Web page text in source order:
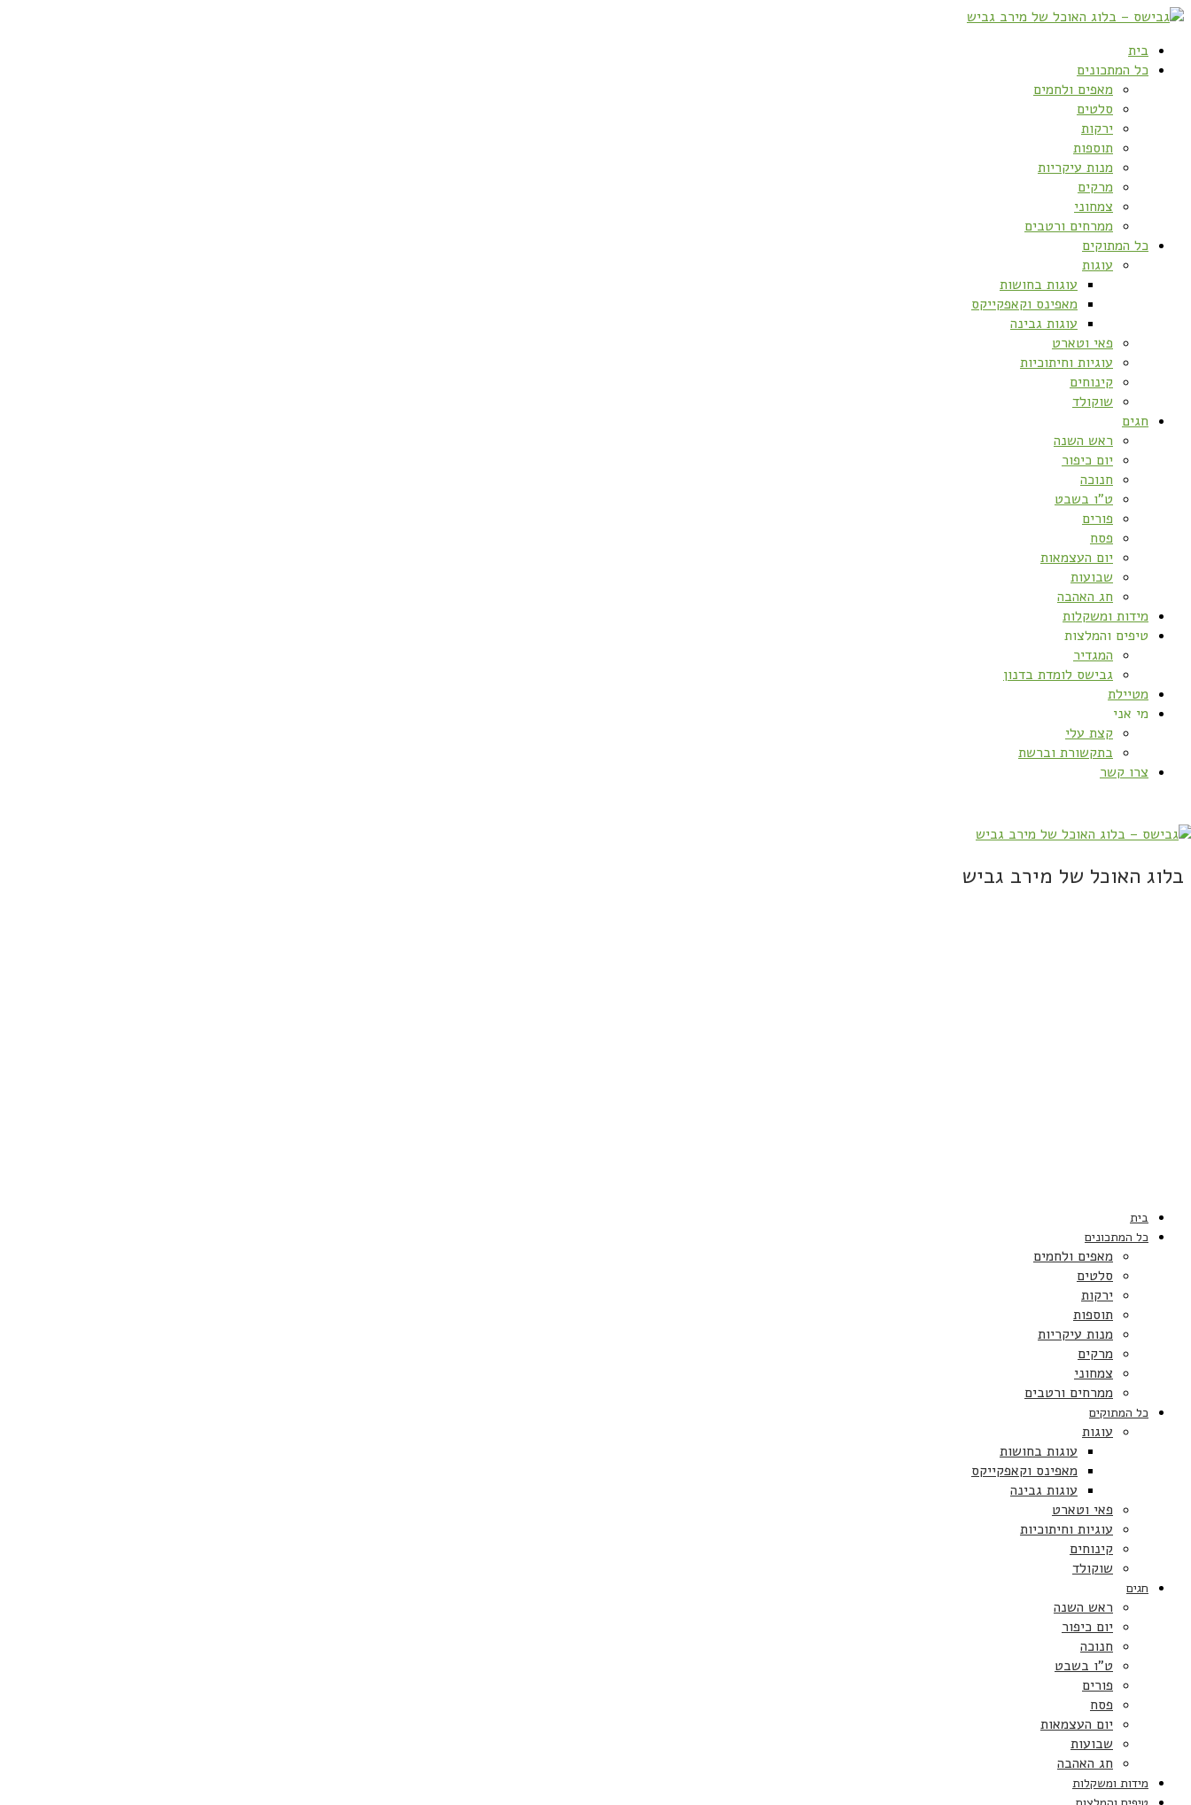
בית
כל המתכונים
מאפים ולחמים
סלטים
ירקות
תוספות
מנות עיקריות
מרקים
צמחוני
ממרחים ורטבים
כל המתוקים
עוגות
עוגות בחושות
מאפינס וקאפקייקס
עוגות גבינה
פאי וטארט
עוגיות וחיתוכיות
קינוחים
שוקולד
חגים
ראש השנה
יום כיפור
חנוכה
ט”ו בשבט
פורים
פסח
יום העצמאות
שבועות
חג האהבה
מידות ומשקלות
טיפים והמלצות
המגדיר
גבישס לומדת בדנון
מטיילת
מי אני
קצת עלי
בתקשורת וברשת
צרו קשר
בלוג האוכל של מירב גביש
בית
כל המתכונים
מאפים ולחמים
סלטים
ירקות
תוספות
מנות עיקריות
מרקים
צמחוני
ממרחים ורטבים
כל המתוקים
עוגות
עוגות בחושות
מאפינס וקאפקייקס
עוגות גבינה
פאי וטארט
עוגיות וחיתוכיות
קינוחים
שוקולד
חגים
ראש השנה
יום כיפור
חנוכה
ט”ו בשבט
פורים
פסח
יום העצמאות
שבועות
חג האהבה
מידות ומשקלות